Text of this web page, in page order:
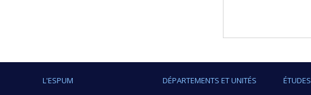
L'ESPUM DÉPARTEMENTS ET UNITÉS ÉTUDES